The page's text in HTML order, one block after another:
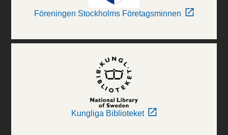
Föreningen Stockholms Företagsminnen
Kungliga Biblioteket